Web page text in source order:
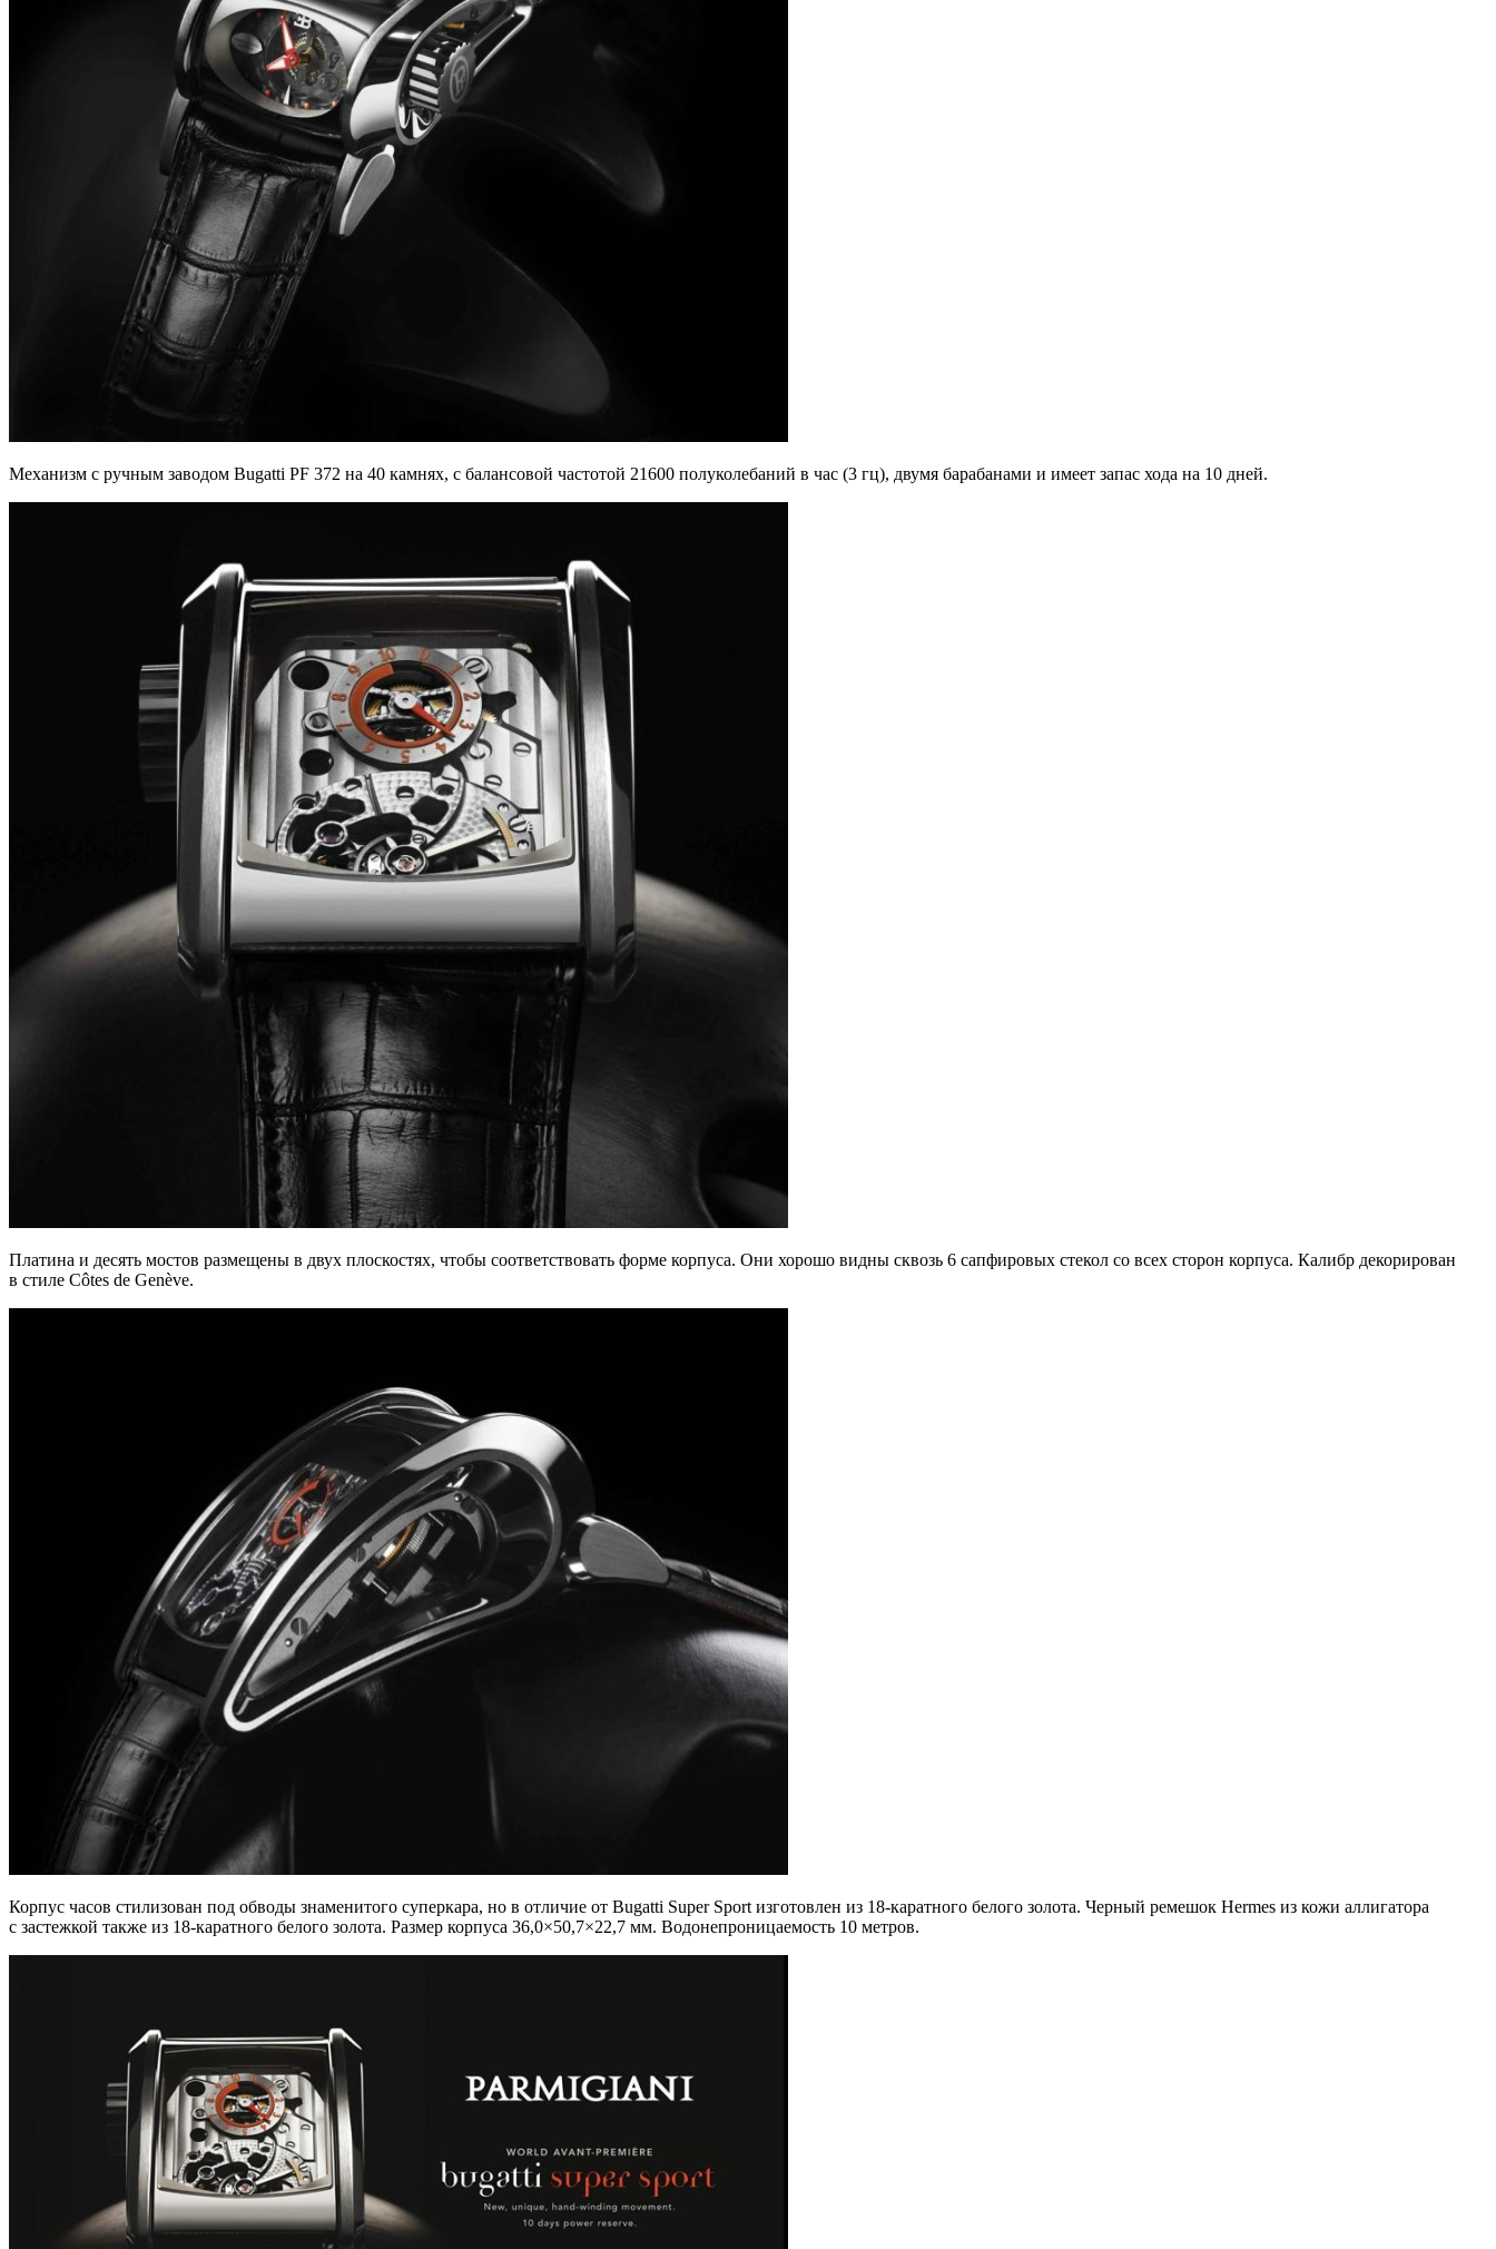
Механизм с ручным заводом Bugatti PF 372 на 40 камнях, с балансовой частотой 21600 полуколебаний в час (3 гц), двумя барабанами и имеет запас хода на 10 дней.
Платина и десять мостов размещены в двух плоскостях, чтобы соответствовать форме корпуса. Они хорошо видны сквозь 6 сапфировых стекол со всех сторон корпуса. Калибр декорирован
в стиле Côtes de Genève.
Корпус часов стилизован под обводы знаменитого суперкара, но в отличие от Bugatti Super Sport изготовлен из 18-каратного белого золота. Черный ремешок Hermes из кожи аллигатора
с застежкой также из 18-каратного белого золота. Размер корпуса 36,0×50,7×22,7 мм. Водонепроницаемость 10 метров.